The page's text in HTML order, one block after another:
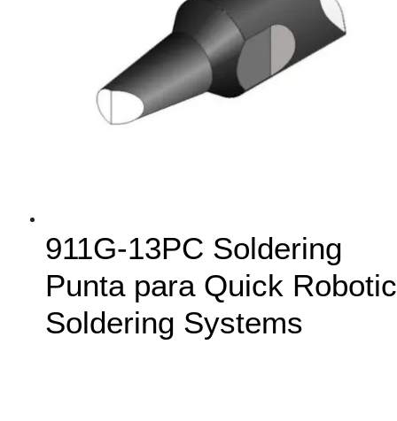
911G-13PC Soldering
Punta para Quick Robotic
Soldering Systems